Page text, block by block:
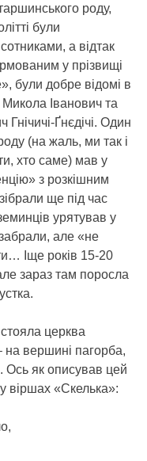
роду,
були
а відтак
у прізвищі
були добре відомі в
Микола Іванович та
Ґнєдічі. Один
(на жаль, ми так і
хто саме) мав у
з розкішним
ще під час
урятував у
але «не
Іще років 15-20
зараз там поросла
церква
на вершині пагорба,
Ось як описував цей
віршах «Скелька»: